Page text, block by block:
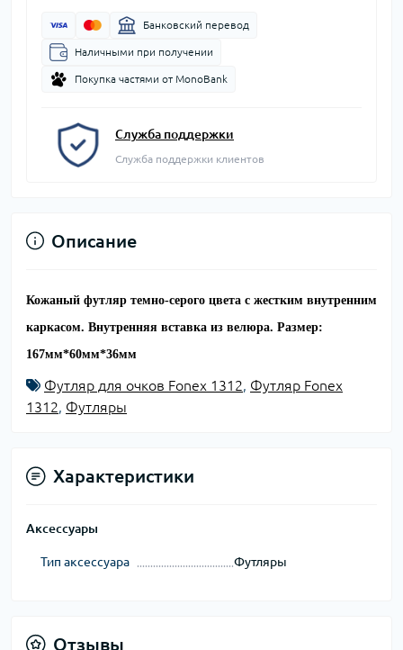
Банковский перевод
Наличными при получении
Покупка частями от MonoBank
Служба поддержки
Служба поддержки клиентов
Описание
Кожаный футляр темно-серого цвета с жестким внутренним
каркасом. Внутренняя вставка из велюра. Размер:
167мм*60мм*36мм
Футляр для очков Fonex 1312 Футляр Fonex
1312 Футляры
Характеристики
Аксессуары
Тип аксессуара Футляры
Отзывы